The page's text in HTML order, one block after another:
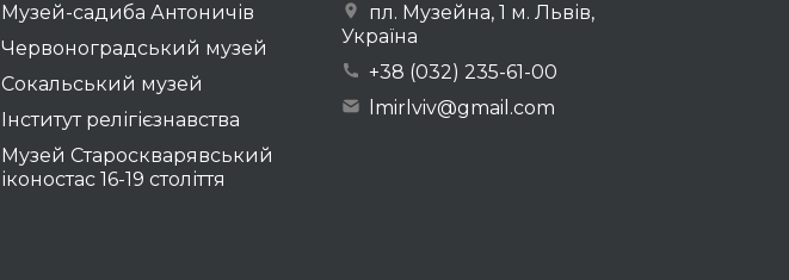
Музей-садиба Антоничів
Червоноградський музей
Сокальський музей
Інститут релігієзнавства
Музей Староскварявський
іконостас 16-19 cтоліття
пл. Музейна, 1 м. Львів,
Україна
+38 (032) 235-61-00
lmirlviv@gmail.com